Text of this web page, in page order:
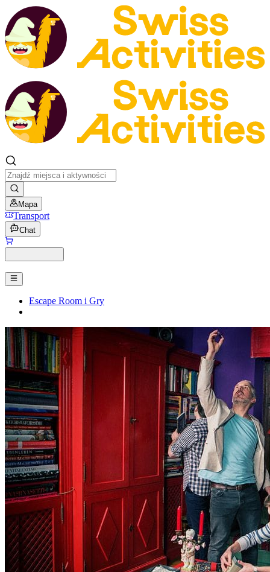
Mapa
Transport
Chat
Escape Room i Gry